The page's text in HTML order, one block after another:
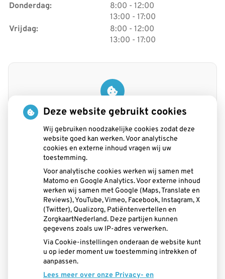
Donderdag:
8:00 tot
- 12:00
13:00 tot
- 17:00
Vrijdag:
8:00 tot
- 12:00
13:00 tot
- 17:00
U heeft geen toestemming gegeven voor
externe inhouddie nodig is om dit te
zien.
Cookie-instellingen wijzigen
Adresgegevens
Kortgene
Hoofdstraat 77
4484 CC Kortgene
Telefoon:
0113-301992
Deze website gebruikt cookies
Wij gebruiken noodzakelijke cookies zodat deze
website goed kan werken. Voor analytische
cookies en externe inhoud vragen wij uw
toestemming.
Voor analytische cookies werken wij samen met
Matomo en Google Analytics. Voor externe inhoud
werken wij samen met Google (Maps, Translate en
Reviews), YouTube, Vimeo, Facebook, Instagram, X
(Twitter), Qualizorg, Patiëntenvertellen en
ZorgkaartNederland. Deze partijen kunnen
gegevens zoals uw IP-adres verwerken.
Via Cookie-instellingen onderaan de website kunt
u op ieder moment uw toestemming intrekken of
aanpassen.
Lees meer over onze Privacy- en